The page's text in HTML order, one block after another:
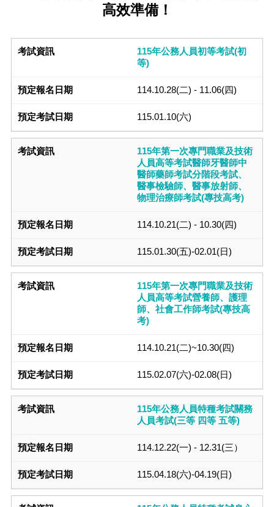
高效準備！
115年公務人員初等考試(初
等)
114.10.28(二) - 11.06(四)
115.01.10(六)
115年第一次專門職業及技術
人員高等考試醫師牙醫師中
醫師藥師考試分階段考試、
醫事檢驗師、醫事放射師、
物理治療師考試(專技高考)
114.10.21(二) - 10.30(四)
115.01.30(五)-02.01(日)
115年第一次專門職業及技術
人員高等考試營養師、護理
師、社會工作師考試(專技高
考)
114.10.21(二)~10.30(四)
115.02.07(六)-02.08(日)
115年公務人員特種考試關務
人員考試(三等 四等 五等)
114.12.22(一) - 12.31(三）
115.04.18(六)-04.19(日)